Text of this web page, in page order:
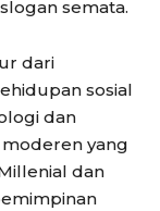
semata.
dari
sosial
dan
yang
dan